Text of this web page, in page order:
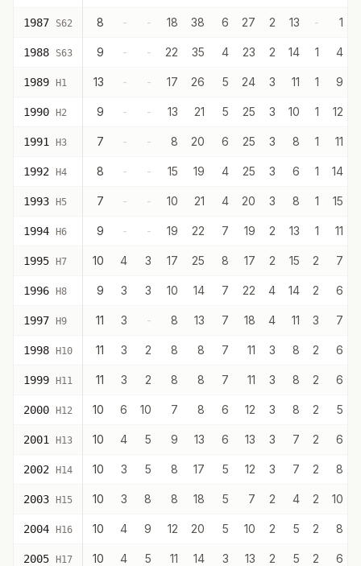
1987 S62 8 - - 18 38 6 27 2 13 - 1
1988 S63 9 - - 22 35 4 23 2 14 1 4
1989 H1 13 - - 17 26 5 24 3 11 1 9
1990 H2 9 - - 13 21 5 25 3 10 1 12
1991 H3 7 - - 8 20 6 25 3 8 1 11
1992 H4 8 - - 15 19 4 25 3 6 1 14
1993 H5 7 - - 10 21 4 20 3 8 1 15
1994 H6 9 - - 19 22 7 19 2 13 1 11
1995 H7 10 4 3 17 25 8 17 2 15 2 7
1996 H8 9 3 3 10 14 7 22 4 14 2 6
1997 H9 11 3 - 8 13 7 18 4 11 3 7
1998 H10 11 3 2 8 8 7 11 3 8 2 6
1999 H11 11 3 2 8 8 7 11 3 8 2 6
2000 H12 10 6 10 7 8 6 12 3 8 2 5
2001 H13 10 4 5 9 13 6 13 3 7 2 6
2002 H14 10 3 5 8 17 5 12 3 7 2 8
2003 H15 10 3 8 8 18 5 7 2 4 2 10
2004 H16 10 4 9 12 20 5 10 2 5 2 8
2005 H17 10 4 5 11 14 3 13 2 5 2 6